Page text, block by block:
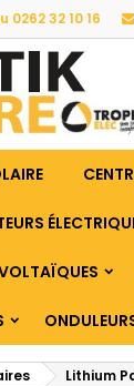
0262 32 10 16
Lithium